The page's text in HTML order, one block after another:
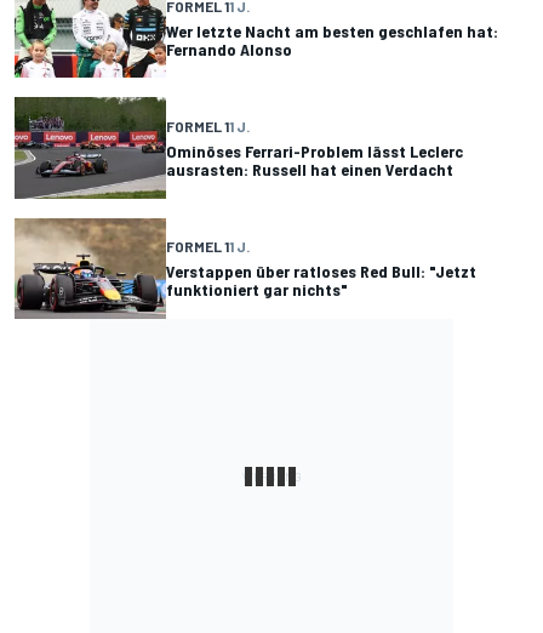
FORMEL 11 J.
Wer letzte Nacht am besten geschlafen hat:
Fernando Alonso
FORMEL 11 J.
Ominöses Ferrari-Problem lässt Leclerc
ausrasten: Russell hat einen Verdacht
FORMEL 11 J.
Verstappen über ratloses Red Bull: "Jetzt
funktioniert gar nichts"